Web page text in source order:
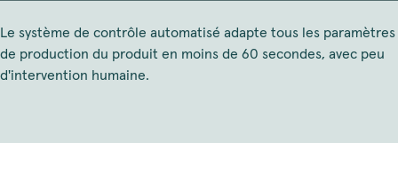
Le système de contrôle automatisé adapte tous les paramètres
de production du produit en moins de 60 secondes, avec peu
d'intervention humaine.